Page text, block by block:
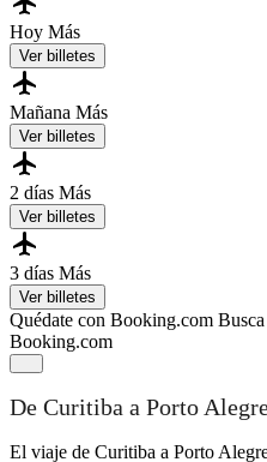
Hoy Más
Ver billetes
Mañana Más
Ver billetes
2 días Más
Ver billetes
3 días Más
Ver billetes
Quédate con Booking.com
Booking.com
De Curitiba a Porto
El viaje de Curitiba a Porto